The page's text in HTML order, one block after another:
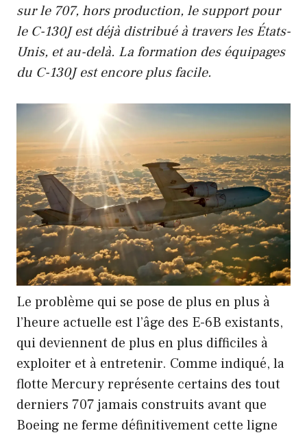
sur le 707, hors production, le support pour
le C-130J est déjà distribué à travers les États-
Unis, et au-delà. La formation des équipages
du C-130J est encore plus facile.
Le problème qui se pose de plus en plus à
l’heure actuelle est l’âge des E-6B existants,
qui deviennent de plus en plus difficiles à
exploiter et à entretenir. Comme indiqué, la
flotte Mercury représente certains des tout
derniers 707 jamais construits avant que
Boeing ne ferme définitivement cette ligne